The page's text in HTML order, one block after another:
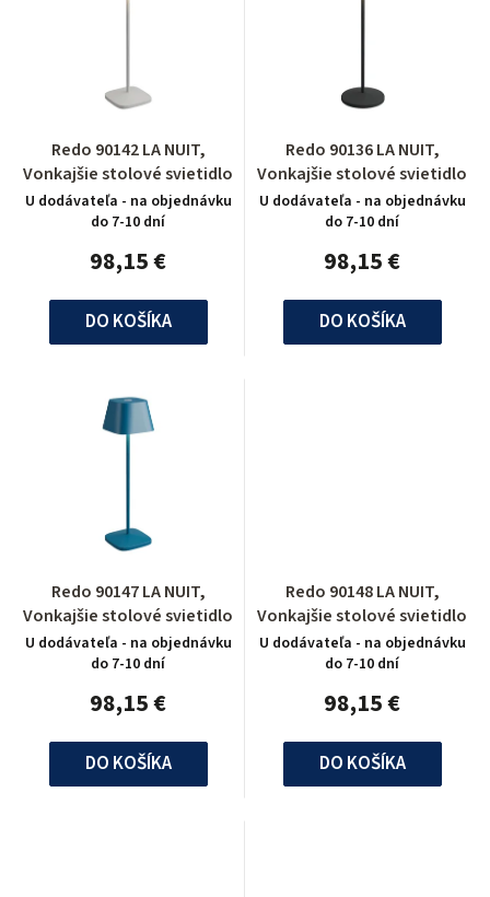
Redo 90142 LA NUIT,
Vonkajšie stolové svietidlo
U dodávateľa - na objednávku
do 7-10 dní
98,15 €
DO KOŠÍKA
Redo 90136 LA NUIT,
Vonkajšie stolové svietidlo
U dodávateľa - na objednávku
do 7-10 dní
98,15 €
DO KOŠÍKA
Redo 90147 LA NUIT,
Vonkajšie stolové svietidlo
U dodávateľa - na objednávku
do 7-10 dní
98,15 €
DO KOŠÍKA
Redo 90148 LA NUIT,
Vonkajšie stolové svietidlo
U dodávateľa - na objednávku
do 7-10 dní
98,15 €
DO KOŠÍKA